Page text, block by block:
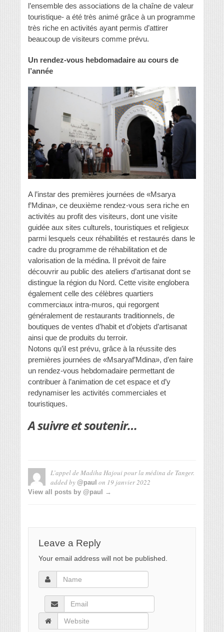
l’ensemble des associations de la chaîne de valeur
touristique- a été très animé grâce à un programme
très riche en activités ayant permis d’attirer
beaucoup de visiteurs comme prévu.
Un rendez-vous hebdomadaire au cours de
l’année
A l’instar des premières journées de «Msarya
f’Mdina», ce deuxième rendez-vous sera riche en
activités au profit des visiteurs, dont une visite
guidée aux sites culturels, touristiques et religieux
parmi lesquels ceux réhabilités et restaurés dans le
cadre du programme de réhabilitation et de
valorisation de la médina. Il prévoit de faire
découvrir au public des ateliers d’artisanat dont se
distingue la région du Nord. Cette visite englobera
également celle des célèbres quartiers
commerciaux intra-muros, qui regorgent
généralement de restaurants traditionnels, de
boutiques de ventes d’habit et d’objets d’artisanat
ainsi que de produits du terroir.
Notons qu’il est prévu, grâce à la réussite des
premières journées de «Msaryaf’Mdina», d’en faire
un rendez-vous hebdomadaire permettant de
contribuer à l’animation de cet espace et d’y
redynamiser les activités commerciales et
touristiques.
A suivre et soutenir…
L’appel de Madiha Hajoui pour la médina de Tanger.
added by @paul on 19 janvier 2022
View all posts by @paul →
Leave a Reply
Your email address will not be published.